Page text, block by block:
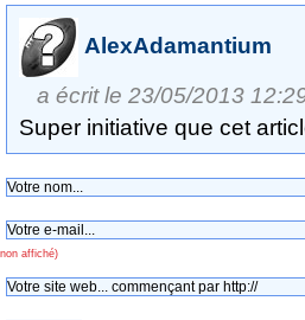
AlexAdamantium
a écrit le 23/05/2013
Super initiative que cet
non affiché)